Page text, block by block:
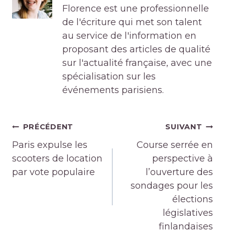
Florence est une professionnelle
de l'écriture qui met son talent
au service de l'information en
proposant des articles de qualité
sur l'actualité française, avec une
spécialisation sur les
événements parisiens.
Navigation
de
l’article
PRÉCÉDENT
Paris expulse les
scooters de location
par vote populaire
SUIVANT
Course serrée en
perspective à
l’ouverture des
sondages pour les
élections
législatives
finlandaises